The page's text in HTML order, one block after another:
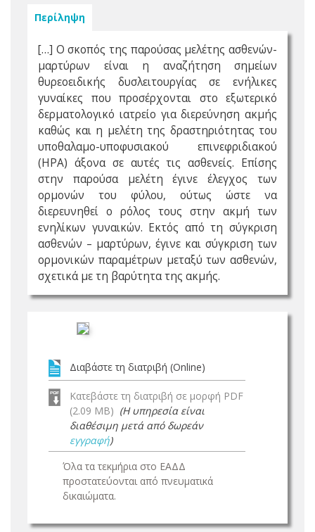
Περίληψη
[…] Ο σκοπός της παρούσας μελέτης ασθενών-
μαρτύρων είναι η αναζήτηση σημείων
θυρεοειδικής δυσλειτουργίας σε ενήλικες
γυναίκες που προσέρχονται στο εξωτερικό
δερματολογικό ιατρείο για διερεύνηση ακμής
καθώς και η μελέτη της δραστηριότητας του
υποθαλαμο-υποφυσιακού επινεφριδιακού
(ΗΡΑ) άξονα σε αυτές τις ασθενείς. Επίσης
στην παρούσα μελέτη έγινε έλεγχος των
ορμονών του φύλου, ούτως ώστε να
διερευνηθεί ο ρόλος τους στην ακμή των
ενηλίκων γυναικών. Εκτός από τη σύγκριση
ασθενών – μαρτύρων, έγινε και σύγκριση των
ορμονικών παραμέτρων μεταξύ των ασθενών,
σχετικά με τη βαρύτητα της ακμής.
Διαβάστε τη διατριβή (Online)
Κατεβάστε τη διατριβή σε μορφή PDF
(2.09 MB) (Η υπηρεσία είναι
διαθέσιμη μετά από δωρεάν
εγγραφή)
Όλα τα τεκμήρια στο ΕΑΔΔ
προστατεύονται από πνευματικά
δικαιώματα.